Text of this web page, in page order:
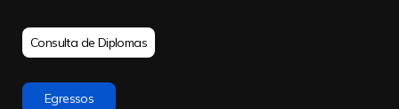
Consulta de Diplomas
Egressos